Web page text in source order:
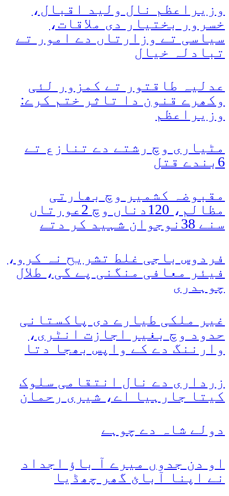
وزیراعظم نال ولید اقبال،
خسرور بختیار دی ملاقات،
سیاسی تے وزارتاں دے امور تے
تبادلہ خیال
عدلیہ طاقتور تے کمزور لئی
وکھرے قنون دا تاثر ختم کرے:
وزیراعظم
مٹیاری وچ رشتے دے تنازع تے
6بندے قتل
مقبوضہ کشمیر وچ بھارتی
مظالم، 120دناں وچ 2عورتاں
سنے 38نوجوان شہید کر دتے
فردوس باجی غلط تشریح نہ کرو،
فیئر معافی منگنی پے گی، طلال
چوہدری
غیر ملکی طیارے دی پاکستانی
حدود وچ بغیر اجازت انٹری،
وارننگ دے کے واپس بھجا دتا
زرداری دے نال انتقامی سلوک
کیتا جارہیا اے، شیری رحمان
دولے شاہ دے چوہے
او دن جدوں میرے آ باؤ اجداد
نے اپنا آبائ گھر چھڈیا